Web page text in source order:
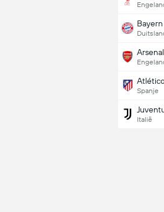
Arsenal
Spanje
Italië